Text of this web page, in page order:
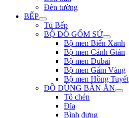
Đèn tường
BẾP
Tủ Bếp
BỘ ĐỒ GỐM SỨ
Bộ men Biển Xanh
Bộ men Cánh Gián
Bộ men Dubai
Bộ men Gấm Vàng
Bộ men Hồng Tuyết
ĐỒ DÙNG BÀN ĂN
Tô chén
Đĩa
Bình đựng